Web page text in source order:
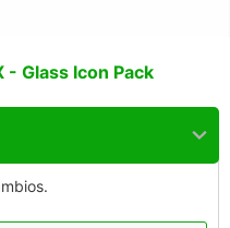
- Glass Icon Pack